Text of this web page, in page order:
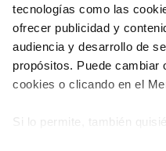
tecnologías como las
ofrecer publicidad y
audiencia y desarrollo de
propósitos. Puede cambiar
cookies o clicando en el
Si lo permite, también